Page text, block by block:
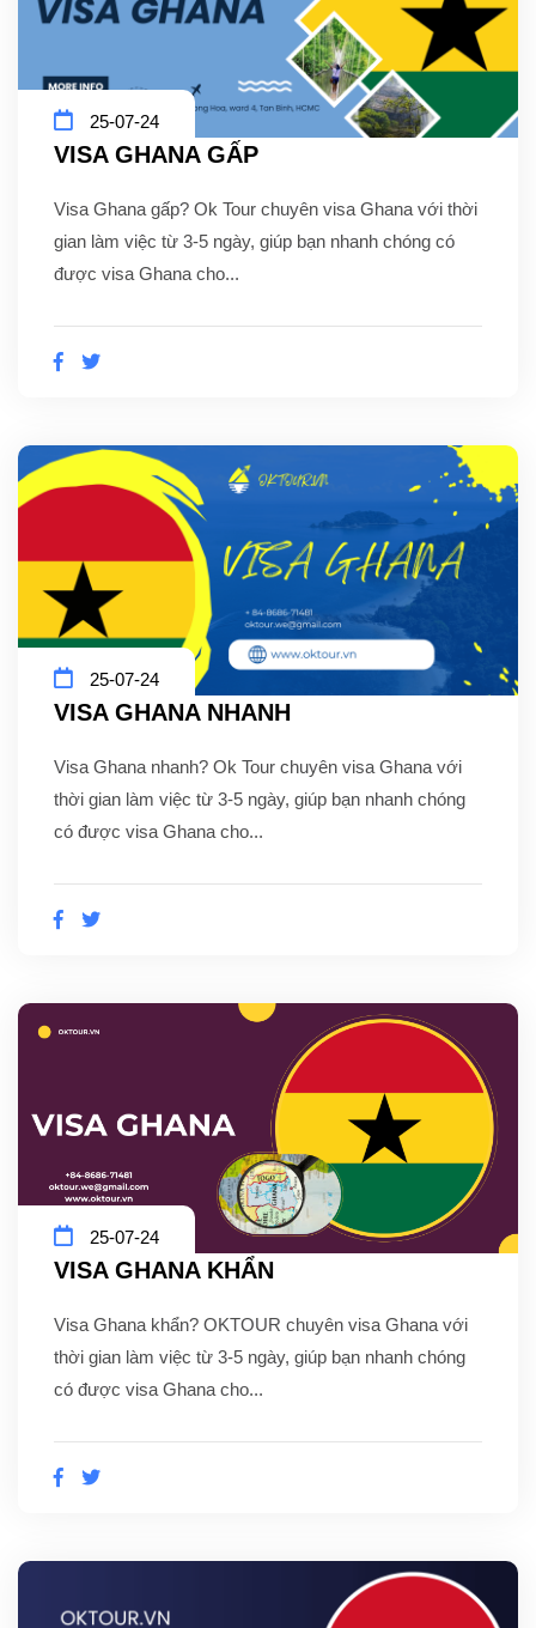
25-07-24
VISA GHANA GẤP
Visa Ghana gấp? Ok Tour chuyên visa Ghana với thời
gian làm việc từ 3-5 ngày, giúp bạn nhanh chóng có
được visa Ghana cho...
25-07-24
VISA GHANA NHANH
Visa Ghana nhanh? Ok Tour chuyên visa Ghana với
thời gian làm việc từ 3-5 ngày, giúp bạn nhanh chóng
có được visa Ghana cho...
25-07-24
VISA GHANA KHẨN
Visa Ghana khẩn? OKTOUR chuyên visa Ghana với
thời gian làm việc từ 3-5 ngày, giúp bạn nhanh chóng
có được visa Ghana cho...